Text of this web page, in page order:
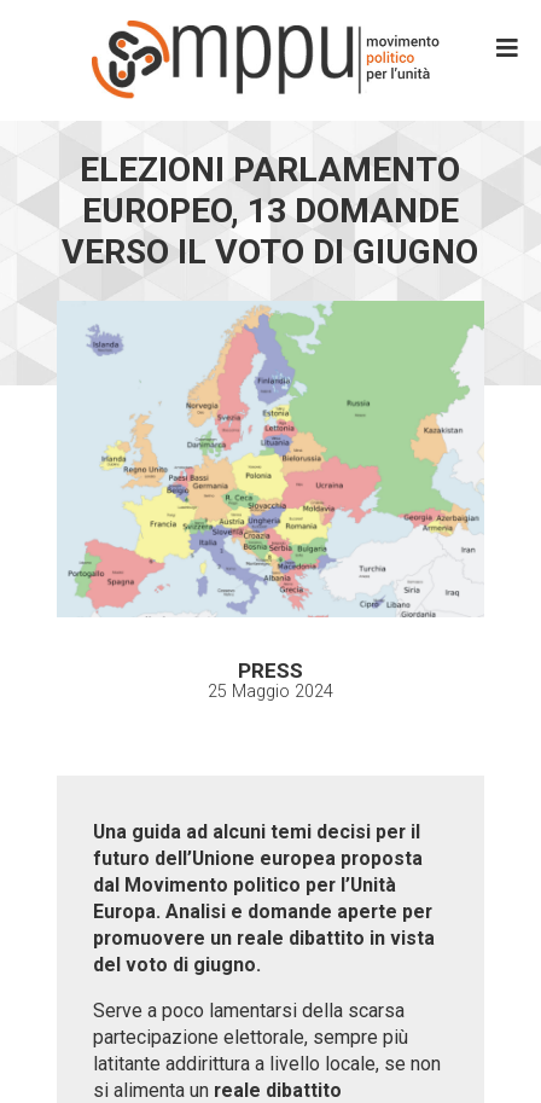
ELEZIONI PARLAMENTO
EUROPEO, 13 DOMANDE
VERSO IL VOTO DI GIUGNO
PRESS
25 Maggio 2024
Una guida ad alcuni temi decisi per il
futuro dell’Unione europea proposta
dal Movimento politico per l’Unità
Europa. Analisi e domande aperte per
promuovere un reale dibattito in vista
del voto di giugno.
Serve a poco lamentarsi della scarsa
partecipazione elettorale, sempre più
latitante addirittura a livello locale, se non
si alimenta un reale dibattito